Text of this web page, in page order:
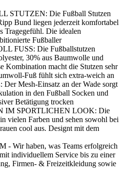
STUTZEN: Die Fußball Stutzen
Bund liegen jederzeit komfortabel
Tragegefühl. Die idealen
Fußballer
FUSS: Die Fußballstutzen
30% aus Baumwolle und
Kombination macht die Stutzen sehr
Fuß fühlt sich extra-weich an
Mesh-Einsatz an der Wade sorgt
in den Fußball Socken und
Betätigung trocken
IM SPORTLICHEN LOOK: Die
vielen Farben und sehen sowohl bei
cool aus. Designt mit dem
- Wir haben, was Teams erfolgreich
individuellem Service bis zu einer
Firmen- & Freizeitkleidung sowie